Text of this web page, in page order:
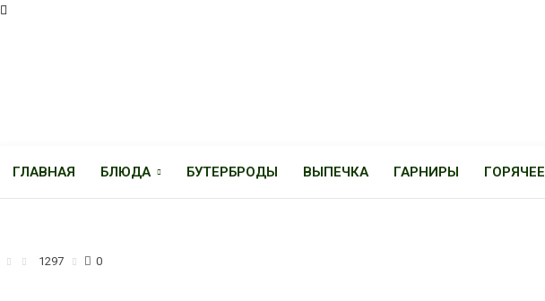
ГЛАВНАЯ БЛЮДА БУТЕРБРОДЫ ВЫПЕЧКА ГАРНИРЫ ГОРЯЧЕЕ
1297 0